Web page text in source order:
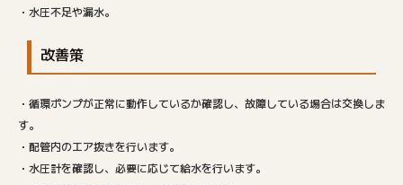
・水圧不足や漏水。
改善策
・循環ポンプが正常に動作しているか確認し、故障している場合は交換しま
す。
・配管内のエア抜きを行います。
・水圧計を確認し、必要に応じて給水を行います。